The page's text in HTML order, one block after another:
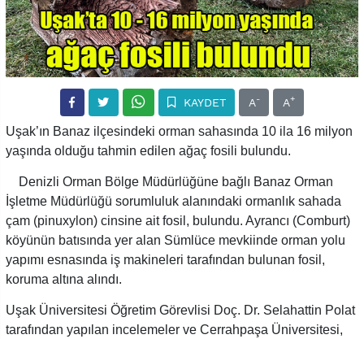
KAYDET A- A+
Uşak’ın Banaz ilçesindeki orman sahasında 10 ila 16 milyon
yaşında olduğu tahmin edilen ağaç fosili bulundu.
Denizli Orman Bölge Müdürlüğüne bağlı Banaz Orman
İşletme Müdürlüğü sorumluluk alanındaki ormanlık sahada
çam (pinuxylon) cinsine ait fosil, bulundu. Ayrancı (Comburt)
köyünün batısında yer alan Sümlüce mevkiinde orman yolu
yapımı esnasında iş makineleri tarafından bulunan fosil,
koruma altına alındı.
Uşak Üniversitesi Öğretim Görevlisi Doç. Dr. Selahattin Polat
tarafından yapılan incelemeler ve Cerrahpaşa Üniversitesi,